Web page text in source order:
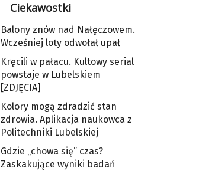
Ciekawostki
Balony znów nad Nałęczowem.
Wcześniej loty odwołał upał
Kręcili w pałacu. Kultowy serial
powstaje w Lubelskiem
[ZDJĘCIA]
Kolory mogą zdradzić stan
zdrowia. Aplikacja naukowca z
Politechniki Lubelskiej
Gdzie „chowa się” czas?
Zaskakujące wyniki badań